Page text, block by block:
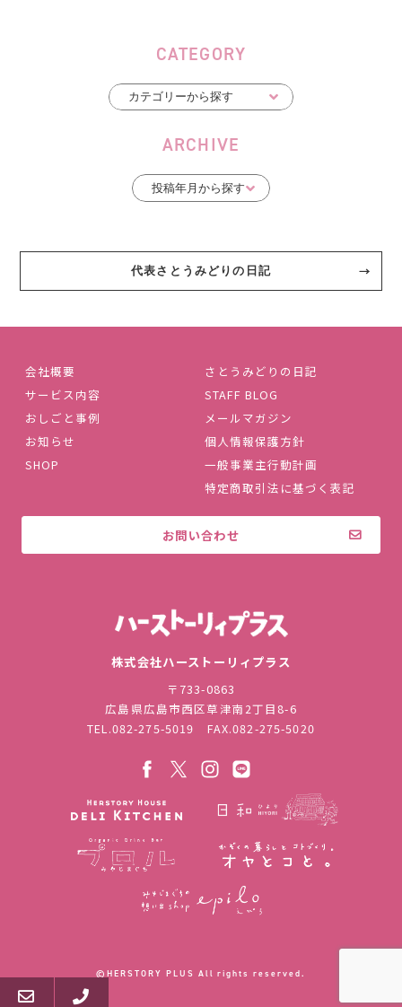
CATEGORY
ARCHIVE
代表さとうみどりの日記
会社概要
サービス内容
おしごと事例
お知らせ
SHOP
さとうみどりの日記
STAFF BLOG
メールマガジン
個人情報保護方針
一般事業主行動計画
特定商取引法に基づく表記
お問い合わせ
株式会社ハーストーリィプラス
〒733-0863
広島県広島市西区草津南2丁目8-6
TEL.082-275-5019 FAX.082-275-5020
©︎HERSTORY PLUS All rights reserved.